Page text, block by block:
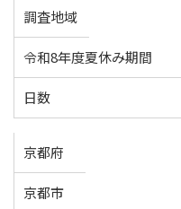
調査地域
令和8年度夏休み期間
日数
京都府
京都市